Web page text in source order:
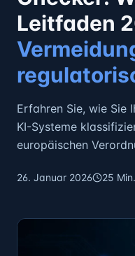
Leitfaden
Erfahren Sie, wie Sie
KI-Systeme
europäischen
26. Januar 2026 25